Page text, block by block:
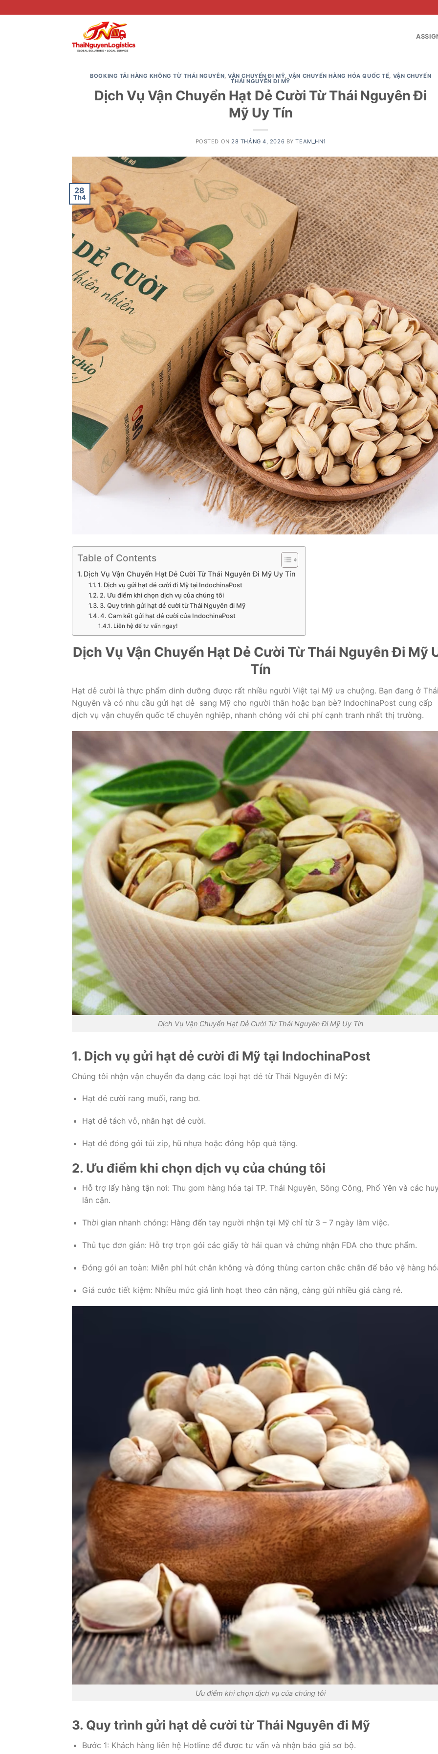
to
BOOKING TẢI HÀNG KHÔNG TỪ THÁI NGUYÊN,VẬN CHUYỂN ĐI MỸ,VẬN CHUYỂN HÀNG HÓA QUỐC TẾ, VẬN CHUYỂN
THÁI NGUYÊN ĐI MỸ
Dịch Vụ Vận Chuyển Hạt Dẻ Cười Từ Thái Nguyên Đi
Mỹ Uy Tín
POSTED ON 28 THÁNG 4, 2026 BYTEAM_HN1
28
Th4
Table of Contents
Dịch Vụ Vận Chuyển Hạt Dẻ Cười Từ Thái Nguyên Đi Mỹ Uy Tín
1. Dịch vụ gửi hạt dẻ cười đi Mỹ tại IndochinaPost
2. Ưu điểm khi chọn dịch vụ của chúng tôi
3. Quy trình gửi hạt dẻ cười từ Thái Nguyên đi Mỹ
4. Cam kết gửi hạt dẻ cười của IndochinaPost
Liên hệ để tư vấn ngay!
Dịch Vụ Vận Chuyển Hạt Dẻ Cười Từ Thái Nguyên Đi Mỹ
Tín
Hạt dẻ cười là thực phẩm dinh dưỡng được rất nhiều người Việt tại Mỹ ưa chuộng. Bạn đang ở
Nguyên và có nhu cầu gửi hạt dẻ sang Mỹ cho người thân hoặc bạn bè? IndochinaPost cung cấp
dịch vụ vận chuyển quốc tế chuyên nghiệp, nhanh chóng với chi phí cạnh tranh nhất thị trường.
Dịch Vụ Vận Chuyển Hạt Dẻ Cười Từ Thái Nguyên Đi Mỹ Uy Tín
1. Dịch vụ gửi hạt dẻ cười đi Mỹ tại IndochinaPost
Chúng tôi nhận vận chuyển đa dạng các loại hạt dẻ từ Thái Nguyên đi Mỹ:
Hạt dẻ cười rang muối, rang bơ.
Hạt dẻ tách vỏ, nhân hạt dẻ cười.
Hạt dẻ đóng gói túi zip, hũ nhựa hoặc đóng hộp quà tặng.
2. Ưu điểm khi chọn dịch vụ của chúng tôi
Hỗ trợ lấy hàng tận nơi: Thu gom hàng hóa tại TP. Thái Nguyên, Sông Công, Phổ Yên và các
lân cận.
Thời gian nhanh chóng: Hàng đến tay người nhận tại Mỹ chỉ từ 3 – 7 ngày làm việc.
Thủ tục đơn giản: Hỗ trợ trọn gói các giấy tờ hải quan và chứng nhận FDA cho thực phẩm.
Đóng gói an toàn: Miễn phí hút chân không và đóng thùng carton chắc chắn để bảo vệ hàng
Giá cước tiết kiệm: Nhiều mức giá linh hoạt theo cân nặng, càng gửi nhiều giá càng rẻ.
Ưu điểm khi chọn dịch vụ của chúng tôi
3. Quy trình gửi hạt dẻ cười từ Thái Nguyên đi Mỹ
Bước 1: Khách hàng liên hệ Hotline để được tư vấn và nhận báo giá sơ bộ.